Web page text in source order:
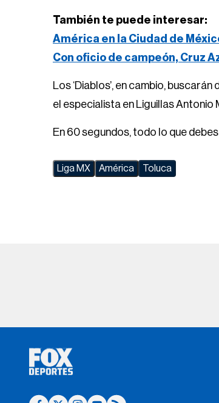
También te puede interesar:
América en la Ciudad de
Con oficio de campeón, Cruz
Los ‘Diablos’, en cambio,
el especialista en Liguillas Antonio
En 60 segundos, todo lo que
Liga MX América Toluca